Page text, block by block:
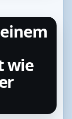
wie